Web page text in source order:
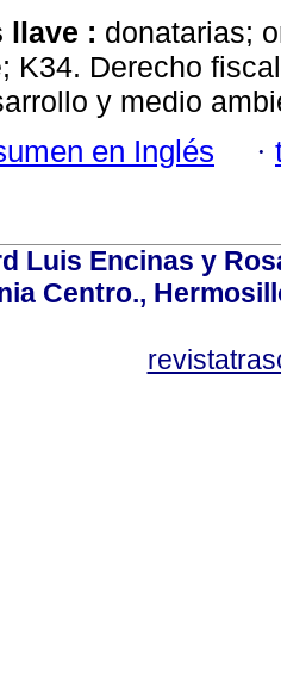
llave : donatarias;
K34. Derecho
y medio
en Inglés ·
Luis Encinas y
Centro.,